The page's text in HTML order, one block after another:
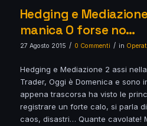
Hedging e
manica O forse no…
27 Agosto 2015 / 0 Commenti / in
Hedging e Mediazione 2 assi
Trader, Oggi è Domenica e sono
appena trascorsa ha visto le
registrare un forte calo, si parla
caos, disastri… Quante cavolate!